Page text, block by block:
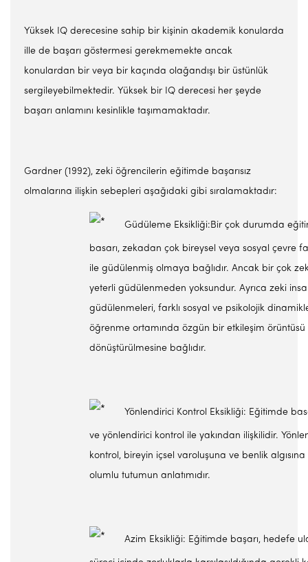
Yüksek IQ derecesine sahip bir kişinin akademik konularda
ille de başarı göstermesi gerekmemekte ancak
konulardan bir veya bir kaçında olağandışı bir üstünlük
sergileyebilmektedir. Yüksek bir IQ derecesi her şeyde
başarı anlamını kesinlikle taşımamaktadır.
Gardner (1992), zeki öğrencilerin eğitimde başarısız
olmalarına iliş­kin sebepleri aşağıdaki gibi sıralamaktadır:
Güdüleme Eksikliği:Bir çok durumda
basarı, zekadan çok bi­reysel veya sosyal çevre
ile güdülenmiş olmaya bağlıdır. Ancak bir çok
yeterli güdülenmeden yoksundur. Ayrıca zeki
güdülenmeleri, farklı sosyal ve psikolojik
öğrenme ortamında özgün bir etkileşim örüntüsü
dönüştürülmesine bağlıdır.
Yönlendirici Kontrol Eksikliği: Eğitimde
ve yönlendirici kontrol ile yakından ilişkilidir.
kontrol, bireyin içsel varoluşuna ve benlik
olumlu tutumun anlatımıdır.
Azim Eksikliği: Eğitimde başarı, hedefe